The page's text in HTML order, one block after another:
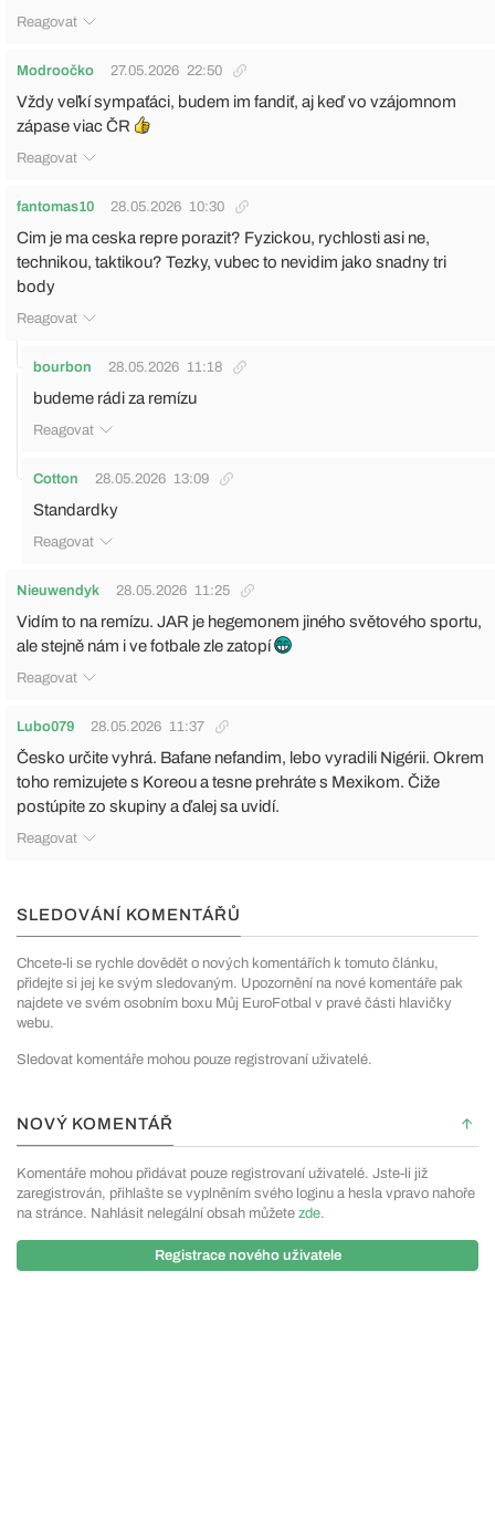
Reagovat
Modroočko 27.05.2026 22:50
Vždy veľkí sympaťáci, budem im fandiť, aj keď vo vzájomnom
zápase viac ČR
Reagovat
fantomas10 28.05.2026 10:30
Cim je ma ceska repre porazit? Fyzickou, rychlosti asi ne,
technikou, taktikou? Tezky, vubec to nevidim jako snadny tri
body
Reagovat
bourbon 28.05.2026 11:18
budeme rádi za remízu
Reagovat
Cotton 28.05.2026 13:09
Standardky
Reagovat
Nieuwendyk 28.05.2026 11:25
Vidím to na remízu. JAR je hegemonem jiného světového sportu,
ale stejně nám i ve fotbale zle zatopí
Reagovat
Lubo079 28.05.2026 11:37
Česko určite vyhrá. Bafane nefandim, lebo vyradili Nigérii. Okrem
toho remizujete s Koreou a tesne prehráte s Mexikom. Čiže
postúpite zo skupiny a ďalej sa uvidí.
Reagovat
SLEDOVÁNÍ KOMENTÁŘŮ
Chcete-li se rychle dovědět o nových komentářích k tomuto článku,
přidejte si jej ke svým sledovaným. Upozornění na nové komentáře pak
najdete ve svém osobním boxu Můj EuroFotbal v pravé části hlavičky
webu.
Sledovat komentáře mohou pouze registrovaní uživatelé.
NOVÝ KOMENTÁŘ
Komentáře mohou přidávat pouze registrovaní uživatelé. Jste-li již
zaregistrován, přihlašte se vyplněním svého loginu a hesla vpravo nahoře
na stránce. Nahlásit nelegální obsah můžete zde.
Registrace nového uživatele